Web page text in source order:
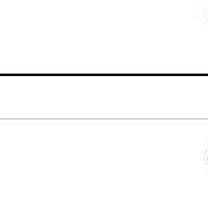
content